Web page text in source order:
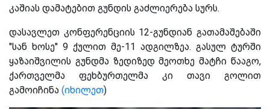
კაშიას დამატებით გუნდის გაძლიერება სურს.
დასავლეთ კონფერენციის 12-გუნდიან გათამაშებაში
''სან ხოსე'' 9 ქულით მე-11 ადგილზეა. გასულ ტურში
ყაზაიშვილის გუნდმა ზედიზედ მეოთხე მატჩი წააგო,
ქართველმა ფეხბურთელმა კი თავი გოლით
გამოიჩინა (იხილეთ)